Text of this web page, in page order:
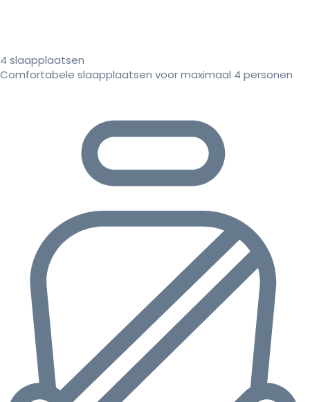
4 slaapplaatsen
Comfortabele slaapplaatsen voor maximaal 4 personen